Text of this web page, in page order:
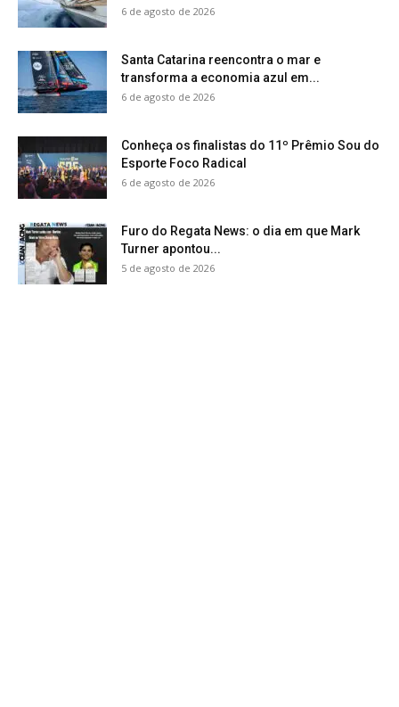
6 de agosto de 2026
Santa Catarina reencontra o mar e
transforma a economia azul em...
6 de agosto de 2026
Conheça os finalistas do 11º Prêmio Sou do
Esporte Foco Radical
6 de agosto de 2026
Furo do Regata News: o dia em que Mark
Turner apontou...
5 de agosto de 2026